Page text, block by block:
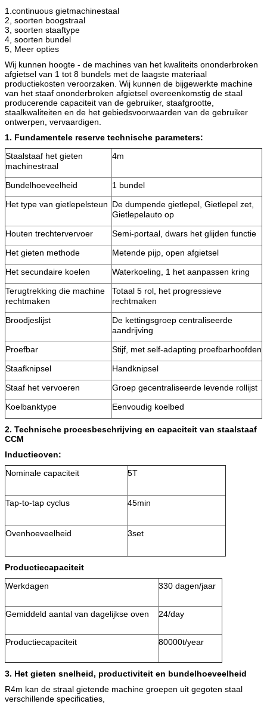
1.continuous gietmachinestaal
2, soorten boogstraal
3, soorten staaftype
4, soorten bundel
5, Meer opties
Wij kunnen hoogte - de machines van het kwaliteits ononderbroken
afgietsel van 1 tot 8 bundels met de laagste materiaal
productiekosten veroorzaken. Wij kunnen de bijgewerkte machine
van het staaf ononderbroken afgietsel overeenkomstig de staal
producerende capaciteit van de gebruiker, staafgrootte,
staalkwaliteiten en de het gebiedsvoorwaarden van de gebruiker
ontwerpen, vervaardigen.
1. Fundamentele reserve technische parameters:
Staalstaaf het gieten
machinestraal
4m
Bundelhoeveelheid
1 bundel
Het type van gietlepelsteun De dumpende gietlepel, Gietlepel zet,
Gietlepelauto op
Houten trechtervervoer
Semi-portaal, dwars het glijden functie
Het gieten methode
Metende pijp, open afgietsel
Het secundaire koelen
Waterkoeling, 1 het aanpassen kring
Terugtrekking die machine
rechtmaken
Totaal 5 rol, het progressieve
rechtmaken
Broodjeslijst
De kettingsgroep centraliseerde
aandrijving
Proefbar
Stijf, met self-adapting proefbarhoofden
Staafknipsel
Handknipsel
Staaf het vervoeren
Groep gecentraliseerde levende rollijst
Koelbanktype
Eenvoudig koelbed
2. Technische procesbeschrijving en capaciteit van staalstaaf
CCM
Inductieoven:
Nominale capaciteit
5T
Tap-to-tap cyclus 45min
Ovenhoeveelheid 3set
Productiecapaciteit
Werkdagen
330 dagen/jaar
Gemiddeld aantal van dagelijkse oven 24/day
Productiecapaciteit 80000t/year
3. Het gieten snelheid, productiviteit en bundelhoeveelheid
R4m kan de straal gietende machine groepen uit gegoten staal
verschillende specificaties,